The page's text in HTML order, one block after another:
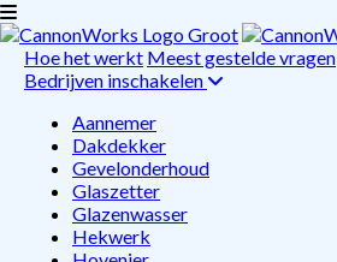
Hoe het werkt Meest gestelde vragen
Bedrijven inschakelen
Aannemer
Dakdekker
Gevelonderhoud
Glaszetter
Glazenwasser
Hekwerk